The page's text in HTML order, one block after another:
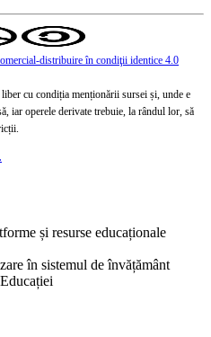
distribuire în condiţii identice 4.0
cu condiția menționării sursei și, unde e
iar operele derivate trebuie, la rândul lor, să
și resurse educaționale
în sistemul de învățământ